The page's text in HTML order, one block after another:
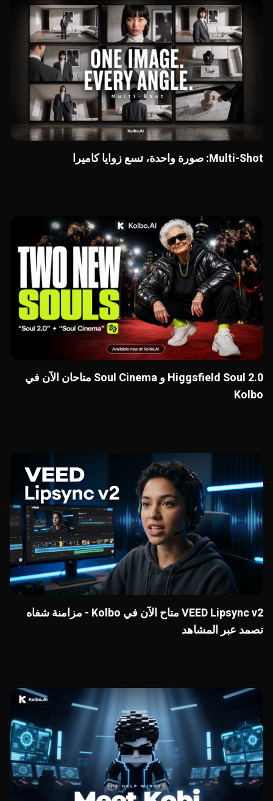
Multi-Shot: صورة واحدة، تسع زوايا كاميرا
Higgsfield Soul 2.0 و Soul Cinema متاحان الآن في
Kolbo
VEED Lipsync v2 متاح الآن في Kolbo - مزامنة شفاه
تصمد عبر المشاهد